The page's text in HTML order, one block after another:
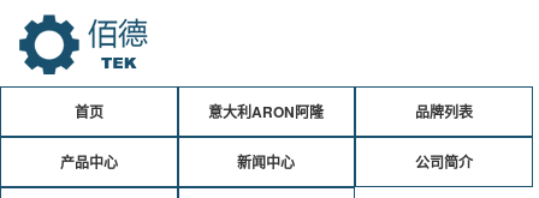
首页 意大利ARON阿隆 品牌列表
产品中心 新闻中心 公司简介